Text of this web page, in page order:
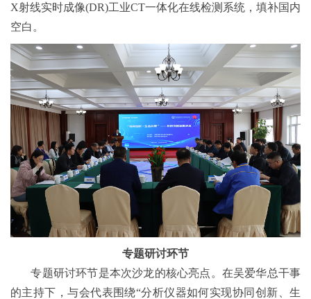
X射线实时成像(DR)工业CT一体化在线检测系统，填补国内
空白。
专题研讨环节
专题研讨环节是本次沙龙的核心亮点。在吴爱华总干事
的主持下，与会代表围绕“分析仪器如何实现协同创新、生